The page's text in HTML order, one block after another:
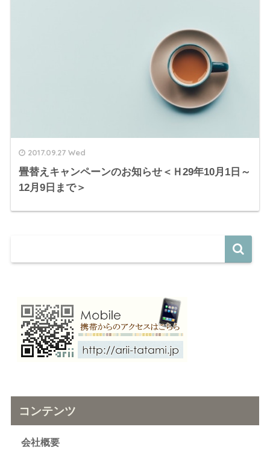
2017.09.27 Wed
畳替えキャンペーンのお知らせ＜Ｈ29年10月1日～
12月9日まで＞
コンテンツ
会社概要